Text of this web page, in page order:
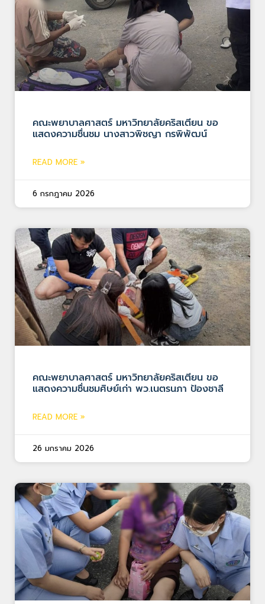
คณะพยาบาลศาสตร์ มหาวิทยาลัยคริสเตียน ขอ
แสดงความชื่นชม นางสาวพิชญา กรพิพัฒน์
READ MORE »
6 กรกฎาคม 2026
คณะพยาบาลศาสตร์ มหาวิทยาลัยคริสเตียน ขอ
แสดงความชื่นชมศิษย์เก่า พว.เนตรนภา ป้องชาลี
READ MORE »
26 มกราคม 2026